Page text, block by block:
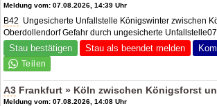
Meldung vom: 07.08.2026, 14:39 Uhr
B42 Ungesicherte Unfallstelle Königswinter zwischen
Oberdollendorf Gefahr durch ungesicherte
Stau bestätigen Stau als beendet melden
A3 Frankfurt » Köln zwischen Königsforst
Meldung vom: 07.08.2026, 14:08 Uhr